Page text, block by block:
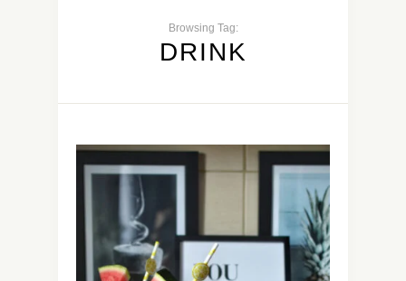
Browsing Tag:
DRINK